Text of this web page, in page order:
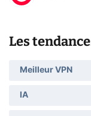
Les
Meilleur VPN
IA